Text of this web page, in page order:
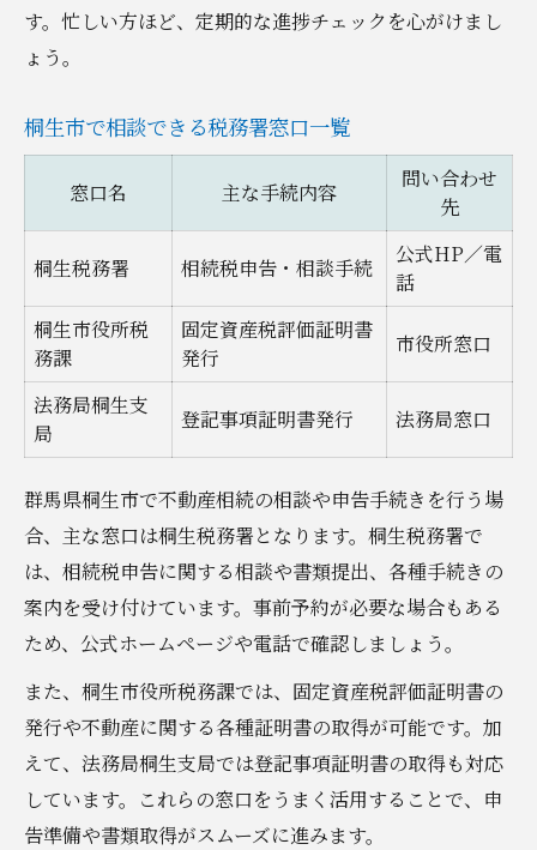
す。忙しい方ほど、定期的な進捗チェックを心がけまし
ょう。
桐生市で相談できる税務署窓口一覧
窓口名 主な手続内容
問い合わせ
先
桐生税務署 相続税申告・相談手続
公式HP／電
話
桐生市役所税
務課
固定資産税評価証明書
発行
市役所窓口
法務局桐生支
局
登記事項証明書発行 法務局窓口
群馬県桐生市で不動産相続の相談や申告手続きを行う場
合、主な窓口は桐生税務署となります。桐生税務署で
は、相続税申告に関する相談や書類提出、各種手続きの
案内を受け付けています。事前予約が必要な場合もある
ため、公式ホームページや電話で確認しましょう。
また、桐生市役所税務課では、固定資産税評価証明書の
発行や不動産に関する各種証明書の取得が可能です。加
えて、法務局桐生支局では登記事項証明書の取得も対応
しています。これらの窓口をうまく活用することで、申
告準備や書類取得がスムーズに進みます。